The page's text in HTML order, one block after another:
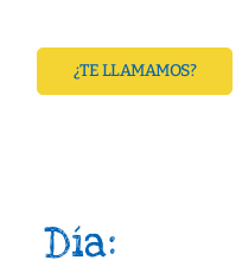
¿TE LLAMAMOS?
Día: